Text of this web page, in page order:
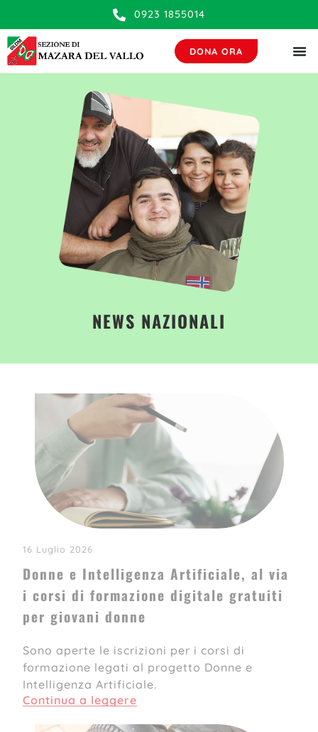
0923 1855014
DONA ORA
NEWS NAZIONALI
16 Luglio 2026
Donne e Intelligenza Artificiale, al via
i corsi di formazione digitale gratuiti
per giovani donne
Sono aperte le iscrizioni per i corsi di
formazione legati al progetto Donne e
Intelligenza Artificiale.
Continua a leggere